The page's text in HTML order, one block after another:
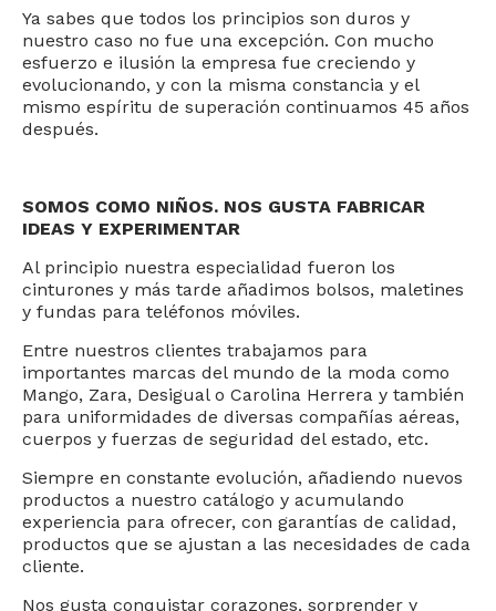
Ya sabes que todos los principios son duros y
nuestro caso no fue una excepción. Con mucho
esfuerzo e ilusión la empresa fue creciendo y
evolucionando, y con la misma constancia y el
mismo espíritu de superación continuamos 45 años
después.
SOMOS COMO NIÑOS. NOS GUSTA FABRICAR
IDEAS Y EXPERIMENTAR
Al principio nuestra especialidad fueron los
cinturones y más tarde añadimos bolsos, maletines
y fundas para teléfonos móviles.
Entre nuestros clientes trabajamos para
importantes marcas del mundo de la moda como
Mango, Zara, Desigual o Carolina Herrera y también
para uniformidades de diversas compañías aéreas,
cuerpos y fuerzas de seguridad del estado, etc.
Siempre en constante evolución, añadiendo nuevos
productos a nuestro catálogo y acumulando
experiencia para ofrecer, con garantías de calidad,
productos que se ajustan a las necesidades de cada
cliente.
Nos gusta conquistar corazones, sorprender y